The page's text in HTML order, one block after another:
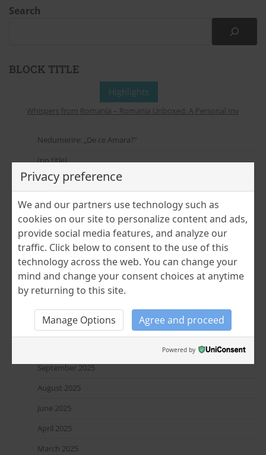
Search
BLOCK TITLE
Highlights
Whispers from Romania – Romania Unboxed: A Personal Invitation
Nedumerire: „De ce Amara?”
(no title)
În pași de tur cultural – de la București la Bobohalma
(no title)
Cloud Dancer – culoarea anului Pantone 2026
July 2026
May 2026
April 2026
January 2026
December 2025
September 2025
August 2025
June 2025
April 2025
March 2025
Privacy preference
We and our partners use technology such as
cookies on our site to personalize content and ads,
provide social media features, and analyze our
traffic. Click below to consent to the use of this
technology across the web. You can change your
mind and change your consent choices at anytime
by returning to this site.
Manage Options Agree and proceed
Powered by